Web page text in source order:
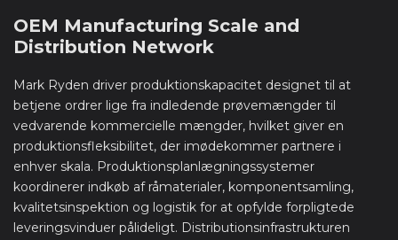
OEM Manufacturing Scale and
Distribution Network
Mark Ryden driver produktionskapacitet designet til at
betjene ordrer lige fra indledende prøvemængder til
vedvarende kommercielle mængder, hvilket giver en
produktionsfleksibilitet, der imødekommer partnere i
enhver skala. Produktionsplanlægningssystemer
koordinerer indkøb af råmaterialer, komponentsamling,
kvalitetsinspektion og logistik for at opfylde forpligtede
leveringsvinduer pålideligt. Distributionsinfrastrukturen